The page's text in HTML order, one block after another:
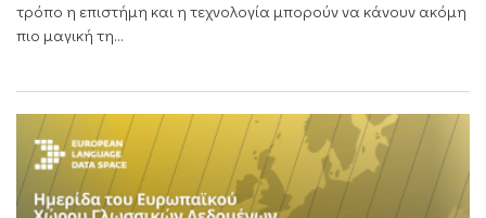
τρόπο η επιστήμη και η τεχνολογία μπορούν να κάνουν ακόμη
πιο μαγική τη...